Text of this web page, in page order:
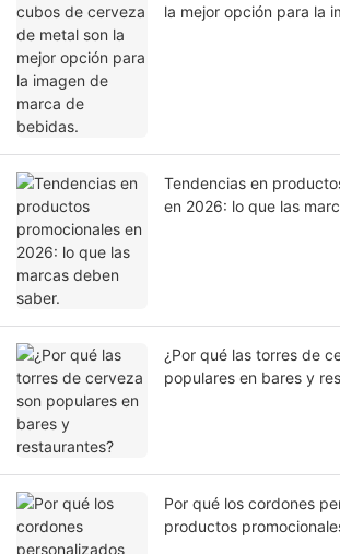
la mejor opción para la
Tendencias en
en 2026: lo que las
¿Por qué las torres de
populares en bares y
Por qué los cordones
productos